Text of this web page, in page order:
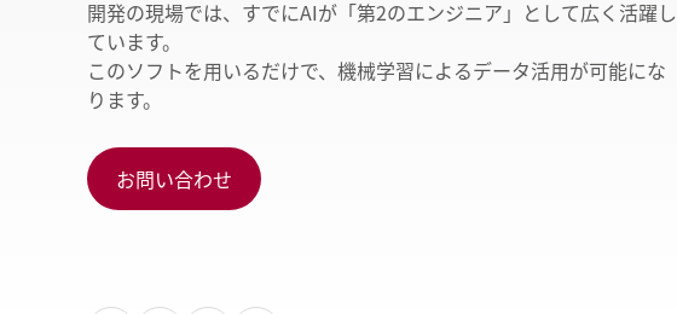
開発の現場では、すでにAIが「第2のエンジニア」として広く活躍し
ています。
このソフトを用いるだけで、機械学習によるデータ活用が可能にな
ります。
お問い合わせ